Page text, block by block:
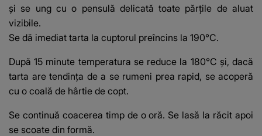
și se ung cu o pensulă delicată toate părțile de aluat
vizibile.
Se dă imediat tarta la cuptorul preîncins la 190°C.
După 15 minute temperatura se reduce la 180°C și, dacă
tarta are tendința de a se rumeni prea rapid, se acoperă
cu o coală de hârtie de copt.
Se continuă coacerea timp de o oră. Se lasă la răcit apoi
se scoate din formă.